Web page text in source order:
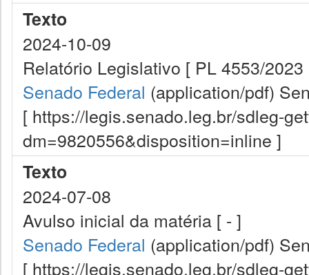
Texto
2024-10-09
Relatório Legislativo [ PL 4553/
Senado Federal (application/pdf)
[ https://legis.senado.leg.br/sdleg-
dm=9820556&disposition=inline ]
Texto
2024-07-08
Avulso inicial da matéria [ - ]
Senado Federal (application/pdf)
[ https://legis.senado.leg.br/sdleg-